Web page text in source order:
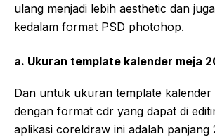
ulang menjadi lebih aesthetic dan
kedalam format PSD photohop.
a. Ukuran template kalender meja
Dan untuk ukuran template kalender
dengan format cdr yang dapat di
aplikasi coreldraw ini adalah panjang